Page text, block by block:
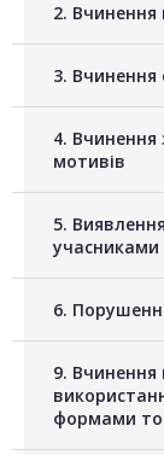
2.
3.
4. Вчинення
мотивів
5.
6.
9.
формами